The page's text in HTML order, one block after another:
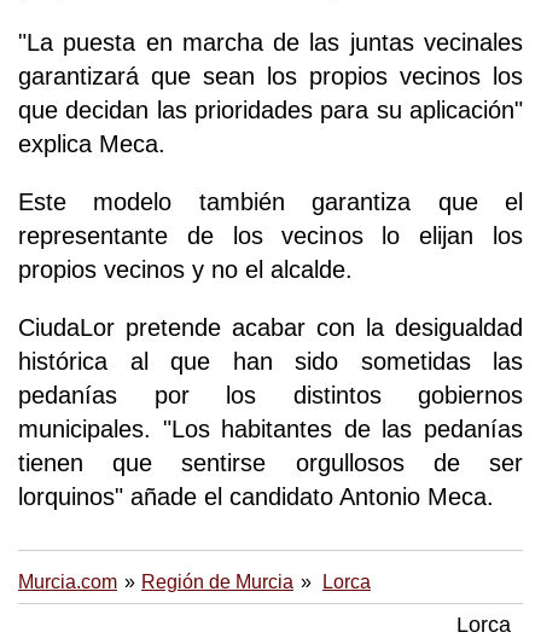
"La puesta en marcha de las juntas vecinales
garantizará que sean los propios vecinos los
que decidan las prioridades para su aplicación"
explica Meca.
Este modelo también garantiza que el
representante de los vecinos lo elijan los
propios vecinos y no el alcalde.
CiudaLor pretende acabar con la desigualdad
histórica al que han sido sometidas las
pedanías por los distintos gobiernos
municipales. "Los habitantes de las pedanías
tienen que sentirse orgullosos de ser
lorquinos" añade el candidato Antonio Meca.
Murcia.com Región de Murcia Lorca
Lorca